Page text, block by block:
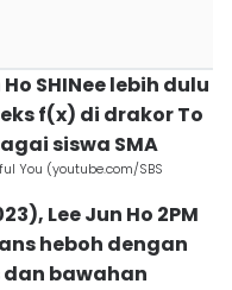
SHINee lebih dulu
f(x) di drakor To
siswa SMA
You (youtube.com/SBS
Lee Jun Ho 2PM
heboh dengan
bawahan